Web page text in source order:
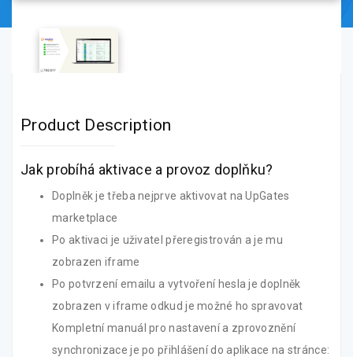
Product Description
Jak probíhá aktivace a provoz doplňku?
Doplněk je třeba nejprve aktivovat na UpGates
marketplace
Po aktivaci je uživatel přeregistrován a je mu
zobrazen iframe
Po potvrzení emailu a vytvoření hesla je doplněk
zobrazen v iframe odkud je možné ho spravovat
Kompletní manuál pro nastavení a zprovoznění
synchronizace je po přihlášení do aplikace na stránce: